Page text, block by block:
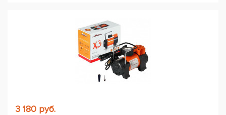
3 180 руб.